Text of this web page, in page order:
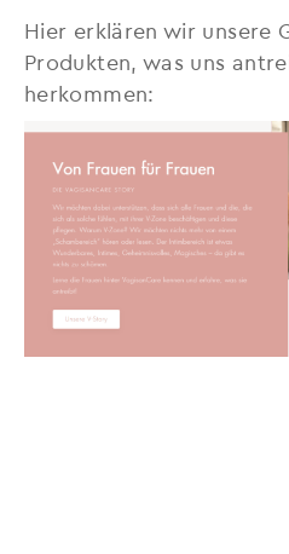
Hier erklären wir unsere
Produkten, was uns
herkommen: